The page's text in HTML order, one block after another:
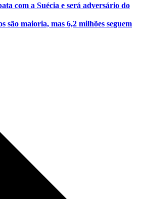
com a Suécia e será adversário do
são maioria, mas 6,2 milhões seguem